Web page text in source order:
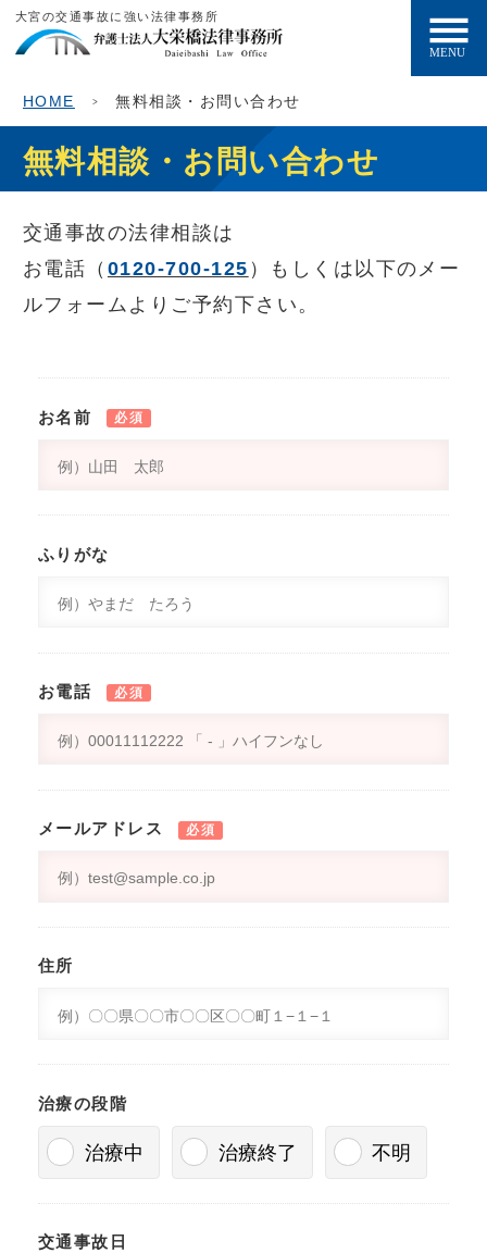
大宮の交通事故に強い法律事務所
HOME 無料相談・お問い合わせ
無料相談・お問い合わせ
交通事故の法律相談は
お電話（ 0120-700-125 ）もしくは以下のメー
ルフォームよりご予約下さい。
お名前 必須
ふりがな
お電話 必須
メールアドレス 必須
住所
治療の段階
治療中 治療終了 不明
交通事故日